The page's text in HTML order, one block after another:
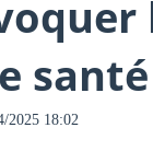
santé
2025 18:02